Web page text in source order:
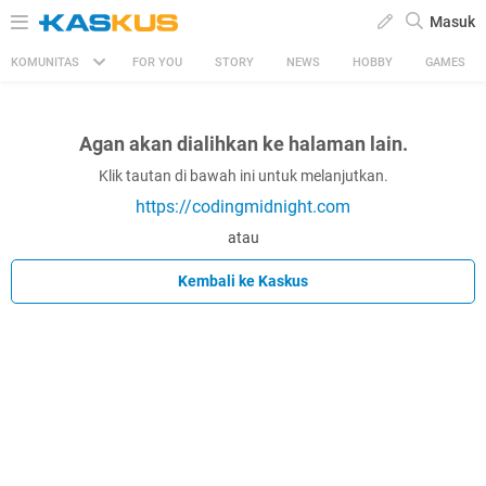
Masuk
KOMUNITAS FOR YOU STORY NEWS HOBBY GAMES
Agan akan dialihkan ke halaman lain.
Klik tautan di bawah ini untuk melanjutkan.
https://codingmidnight.com
atau
Kembali ke Kaskus